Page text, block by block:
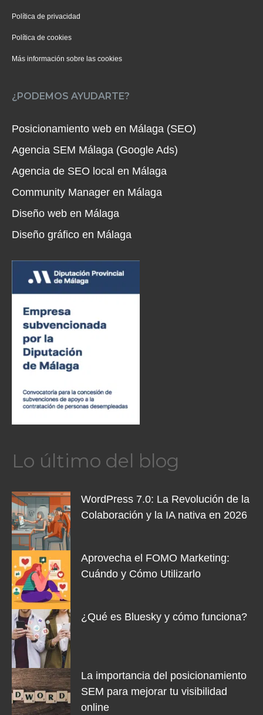
Política de privacidad
Política de cookies
Más información sobre las cookies
¿PODEMOS AYUDARTE?
Posicionamiento web en Málaga (SEO)
Agencia SEM Málaga (Google Ads)
Agencia de SEO local en Málaga
Community Manager en Málaga
Diseño web en Málaga
Diseño gráfico en Málaga
Lo último del blog
WordPress 7.0: La Revolución de la
Colaboración y la IA nativa en 2026
Aprovecha el FOMO Marketing:
Cuándo y Cómo Utilizarlo
¿Qué es Bluesky y cómo funciona?
La importancia del posicionamiento
SEM para mejorar tu visibilidad
online